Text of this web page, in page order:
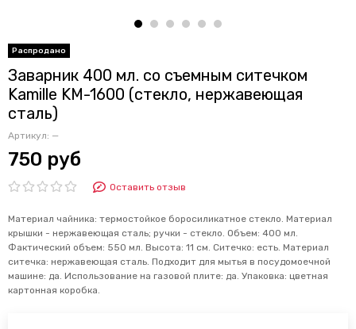
Заварник 400 мл. со съемным ситечком
Kamille KM-1600 (стекло, нержавеющая
сталь)
Артикул: —
750 руб
Оставить отзыв
Материал чайника: термостойкое боросиликатное стекло. Материал
крышки - нержавеющая сталь; ручки - стекло. Объем: 400 мл.
Фактический объем: 550 мл. Высота: 11 см. Ситечко: есть. Материал
ситечка: нержавеющая сталь. Подходит для мытья в посудомоечной
машине: да. Использование на газовой плите: да. Упаковка: цветная
картонная коробка.